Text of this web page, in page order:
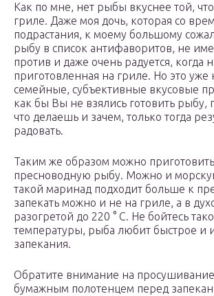
Как по мне, нет рыбы вкуснее той,
гриле. Даже моя дочь, которая со
подрастания, к моему большому
рыбу в список антифаворитов, не
против и даже очень радуется, когда
приготовленная ​​на гриле. Но это
семейные, субъективные вкусовые
как бы Вы не взялись готовить рыбу,
что делаешь и зачем, только тогда
радовать.
Таким же образом можно
пресноводную рыбу. Можно и
такой маринад подходит больше к
запекать можно и не на гриле, а в
разогретой до 220 ° С. Не бойтесь
температуры, рыба любит быстрое и
запекания.
Обратите внимание на
бумажным полотенцем перед